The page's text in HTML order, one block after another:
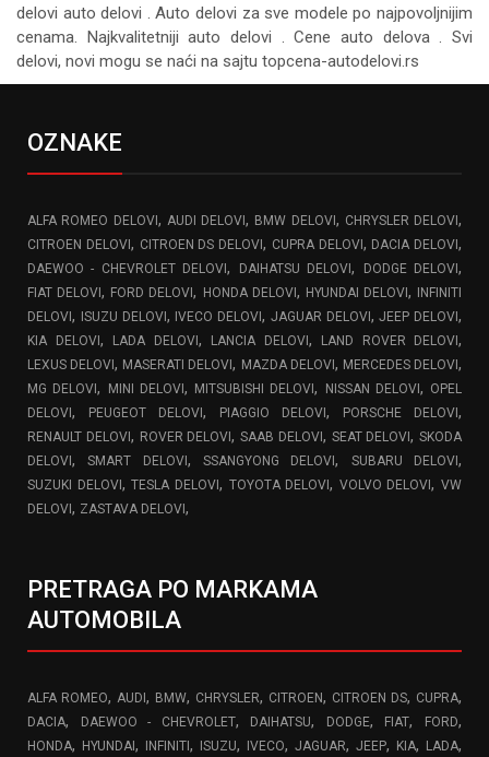
delovi auto delovi . Auto delovi za sve modele po najpovoljnijim
cenama. Najkvalitetniji auto delovi . Cene auto delova . Svi
delovi, novi mogu se naći na sajtu topcena-autodelovi.rs
OZNAKE
ALFA ROMEO DELOVI, AUDI DELOVI, BMW DELOVI, CHRYSLER DELOVI,
CITROEN DELOVI, CITROEN DS DELOVI, CUPRA DELOVI, DACIA DELOVI,
DAEWOO - CHEVROLET DELOVI, DAIHATSU DELOVI, DODGE DELOVI,
FIAT DELOVI, FORD DELOVI, HONDA DELOVI, HYUNDAI DELOVI, INFINITI
DELOVI, ISUZU DELOVI, IVECO DELOVI, JAGUAR DELOVI,JEEP DELOVI,
KIA DELOVI, LADA DELOVI, LANCIA DELOVI, LAND ROVER DELOVI,
LEXUS DELOVI, MASERATI DELOVI, MAZDA DELOVI, MERCEDES DELOVI,
MG DELOVI, MINI DELOVI, MITSUBISHI DELOVI, NISSAN DELOVI, OPEL
DELOVI, PEUGEOT DELOVI, PIAGGIO DELOVI, PORSCHE DELOVI,
RENAULT DELOVI, ROVER DELOVI, SAAB DELOVI, SEAT DELOVI, SKODA
DELOVI,SMART DELOVI,SSANGYONG DELOVI, SUBARU DELOVI,
SUZUKI DELOVI,TESLA DELOVI, TOYOTA DELOVI, VOLVO DELOVI, VW
DELOVI, ZASTAVA DELOVI,
PRETRAGA PO MARKAMA
AUTOMOBILA
ALFA ROMEO, AUDI, BMW, CHRYSLER, CITROEN, CITROEN DS, CUPRA,
DACIA, DAEWOO - CHEVROLET, DAIHATSU, DODGE, FIAT, FORD,
HONDA, HYUNDAI, INFINITI, ISUZU, IVECO, JAGUAR, JEEP, KIA, LADA,